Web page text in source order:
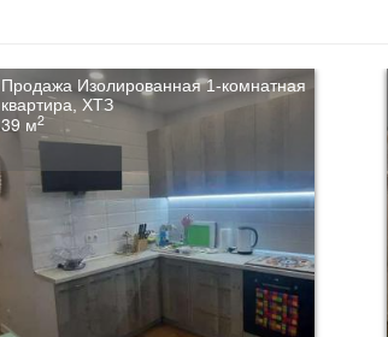
Продажа Изолированная 1-комнатная
квартира, ХТЗ
39 м2